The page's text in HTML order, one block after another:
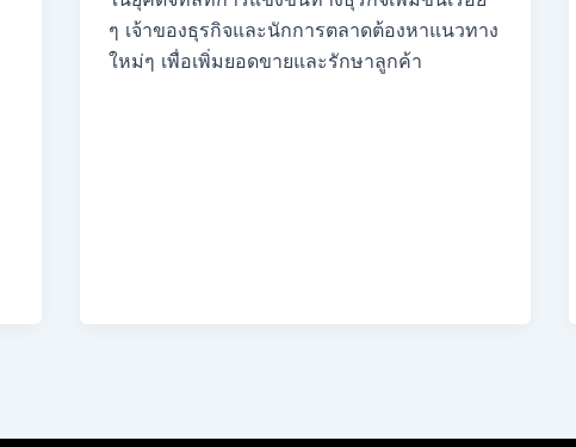
ๆ เจ้าของธุรกิจและนักการตลาดต้องหาแนวทาง
ใหม่ๆ เพื่อเพิ่มยอดขายและรักษาลูกค้า